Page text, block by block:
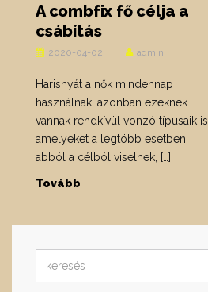
A combfix fő célja a
csábítás
2020-04-02 admin
Harisnyát a nők mindennap
használnak, azonban ezeknek
vannak rendkívül vonzó típusaik is,
amelyeket a legtöbb esetben
abból a célból viselnek, […]
Tovább
for: